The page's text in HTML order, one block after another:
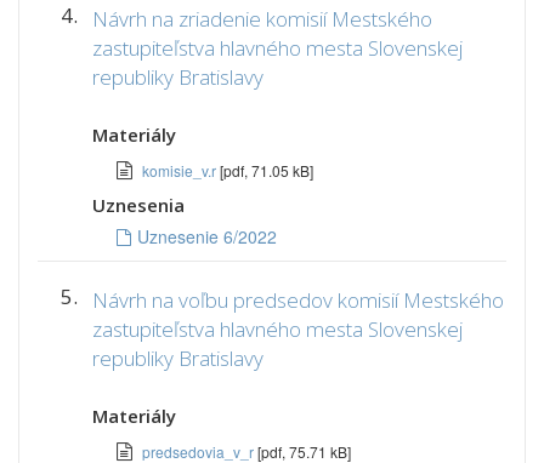
4.
Návrh na zriadenie komisií Mestského
zastupiteľstva hlavného mesta Slovenskej
republiky Bratislavy
Materiály
komisie_v.r[pdf, 71.05 kB]
Uznesenia
Uznesenie 6/2022
5.
Návrh na voľbu predsedov komisií Mestského
zastupiteľstva hlavného mesta Slovenskej
republiky Bratislavy
Materiály
predsedovia_v_r[pdf, 75.71 kB]